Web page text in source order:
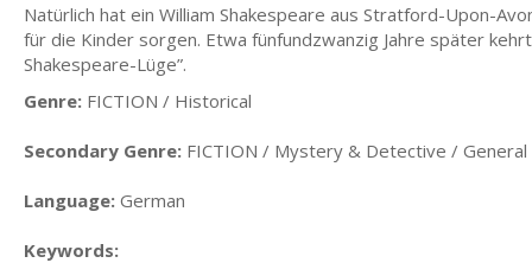
Natürlich hat ein William Shakespeare aus Stratford-Upon-
für die Kinder sorgen. Etwa fünfundzwanzig Jahre später
Shakespeare-Lüge”.
Genre: FICTION / Historical
Secondary Genre: FICTION / Mystery & Detective / General
Language: German
Keywords: